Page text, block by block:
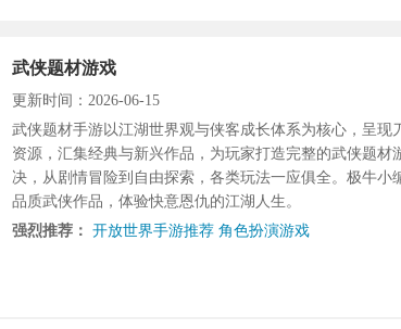
武侠题材游戏
更新时间：2026-06-15
武侠题材手游以江湖世界观与侠客成长体系为核心，呈
资源，汇集经典与新兴作品，为玩家打造完整的武侠题
决，从剧情冒险到自由探索，各类玩法一应俱全。极牛
品质武侠作品，体验快意恩仇的江湖人生。
强烈推荐： 开放世界手游推荐 角色扮演游戏